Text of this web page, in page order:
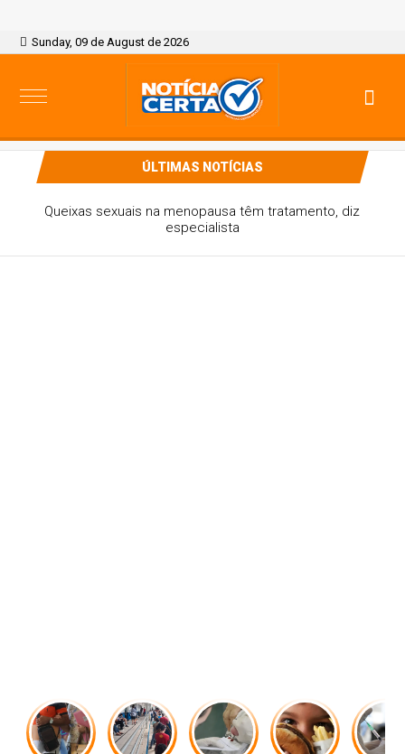
Sunday, 09 de August de 2026
ÚLTIMAS NOTÍCIAS
Paulistanos enfrentam filas para tomar vacina contra
sarampo